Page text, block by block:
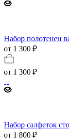
Набор полотенец
от 1 300 ₽
от 1 300 ₽
Набор салфеток
от 1 800 ₽